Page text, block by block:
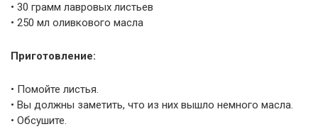
• 30 грамм лавровых листьев
• 250 мл оливкового масла
Приготовление:
• Помойте листья.
• Вы должны заметить, что из них вышло немного масла.
• Обсушите.